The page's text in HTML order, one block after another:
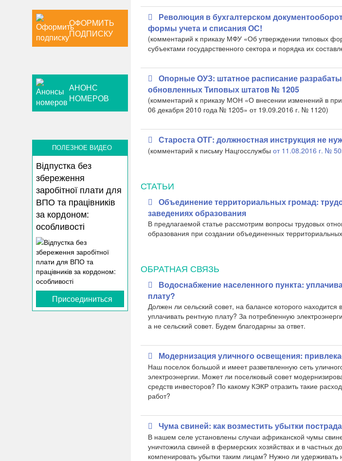
ОФОРМИТЬ
ПОДПИСКУ
АНОНС
НОМЕРОВ
ПОЛЕЗНОЕ ВИДЕО
Відпустка без
збереження
заробітної плати для
ВПО та працівників
за кордоном:
особливості
Присоединиться
Революция в бухгалтерском
формы учета и списания ОС!
​(комментарий к приказу МФУ «Об утверждении типовых
субъектами государственного сектора и порядка их
Опорные ОУЗ: штатное расписание
обновленных Типовых штатов № 1205
(комментарий к приказу МОН «О внесении изменений в
06 декабря 2010 года № 1205» от 19.09.2016 г. № 1120)
Староста ОТГ: должностная инструкция не
​(комментарий к письму Нацгосслужбы от 11.08.2016 г. №
СТАТЬИ
Объединение территориальных громад:
заведениях образования
​В предлагаемой статье рассмотрим вопросы трудовых
образования при создании объединенных
ОБРАТНАЯ СВЯЗЬ
Водоснабжение населенного пункта:
плату?
Должен ли сельский совет, на балансе которого
уплачивать рентную плату? За потребленную
а не сельский совет. Будем благодарны за ответ.
Модернизация уличного освещения:
​Наш поселок большой и имеет разветвленную сеть
электроэнергии. Может ли поселковый совет
средств инвесторов? По какому КЭКР отразить такие
работ?
Чума свиней: как возместить убытки
В нашем селе установлены случаи африканской чумы
уничтожила свиней в фермерских хозяйствах и в частных
компенировать убытки таким лицам? Нужно ли